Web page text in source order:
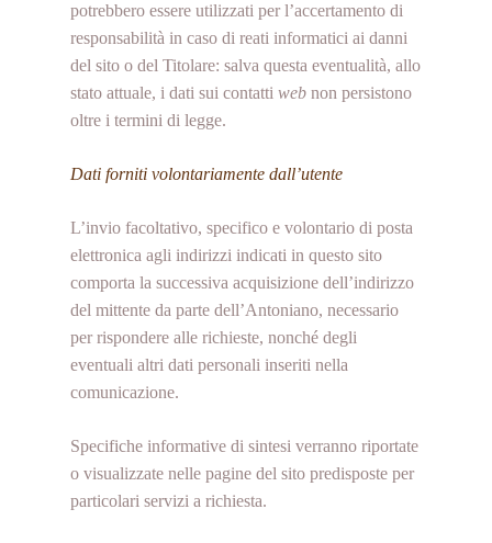
potrebbero essere utilizzati per l’accertamento di
responsabilità in caso di reati informatici ai danni
del sito o del Titolare: salva questa eventualità, allo
stato attuale, i dati sui contatti web non persistono
oltre i termini di legge.
Dati forniti volontariamente dall’utente
L’invio facoltativo, specifico e volontario di posta
elettronica agli indirizzi indicati in questo sito
comporta la successiva acquisizione dell’indirizzo
del mittente da parte dell’Antoniano, necessario
per rispondere alle richieste, nonché degli
eventuali altri dati personali inseriti nella
comunicazione.
Specifiche informative di sintesi verranno riportate
o visualizzate nelle pagine del sito predisposte per
particolari servizi a richiesta.